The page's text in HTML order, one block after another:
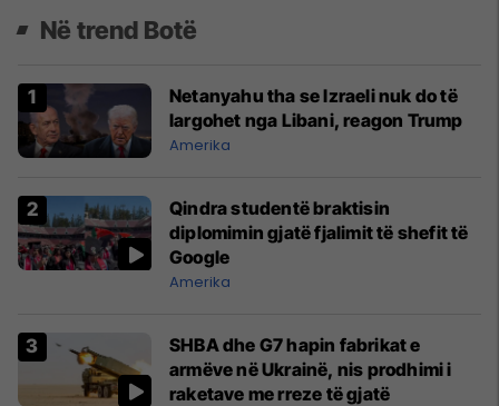
Në trend Botë
Netanyahu tha se Izraeli nuk do të
largohet nga Libani, reagon Trump
Amerika
Qindra studentë braktisin
diplomimin gjatë fjalimit të shefit të
Google
Amerika
SHBA dhe G7 hapin fabrikat e
armëve në Ukrainë, nis prodhimi i
raketave me rreze të gjatë